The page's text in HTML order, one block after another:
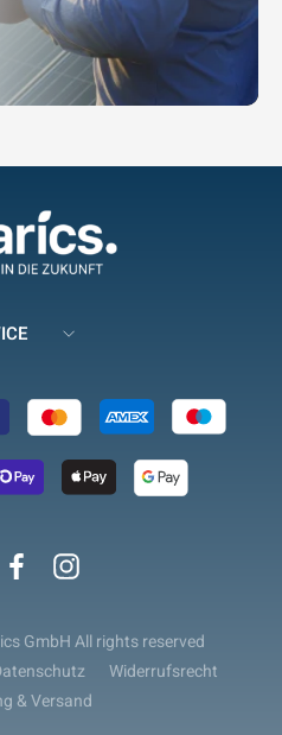
FacebookInstagram
GmbH All rights reserved
Widerrufsrecht
& Versand